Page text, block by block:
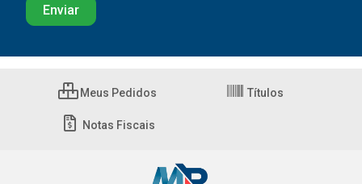
Meus Pedidos Títulos
Notas Fiscais